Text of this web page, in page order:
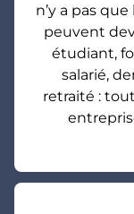
n’y a pas
peuvent
étudiant,
salarié,
retraité :